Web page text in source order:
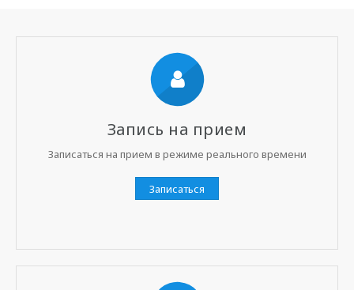
Запись на прием
Записаться на прием в режиме реального времени
Записаться